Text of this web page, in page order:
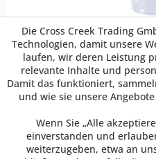
Polarity Becher
400ml (800 Stk.)
Smoothie Becher, 400 ml
Becher aus PLA
immer beliebter. Durch
Milch-Shakes und
Geltung. Die Becher sind
Qualität gefertigt und mit
Die Cross Creek Trading
Technologien, damit unsere
laufen, wir deren Leistung
relevante Inhalte und
Damit das funktioniert,
und wie sie unsere
Wenn Sie „Alle
einverstanden und
weiterzugeben, etwa an